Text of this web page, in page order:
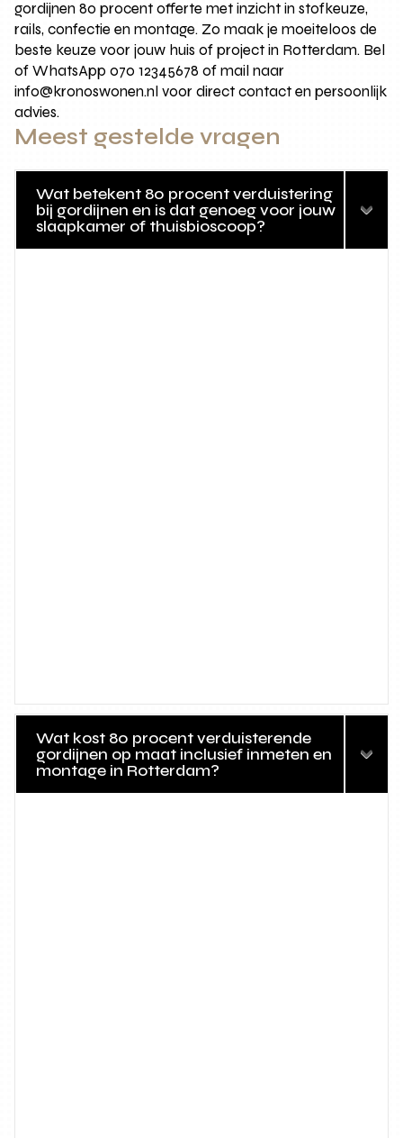
gordijnen 80 procent offerte met inzicht in stofkeuze,
rails, confectie en montage. Zo maak je moeiteloos de
beste keuze voor jouw huis of project in Rotterdam. Bel
of WhatsApp 070 12345678 of mail naar
info@kronoswonen.nl voor direct contact en persoonlijk
advies.
Meest gestelde vragen
Wat betekent 80 procent verduistering
bij gordijnen en is dat genoeg voor jouw
slaapkamer of thuisbioscoop?
Wat kost 80 procent verduisterende
gordijnen op maat inclusief inmeten en
montage in Rotterdam?